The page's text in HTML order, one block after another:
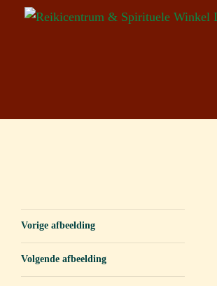
Vorige afbeelding
Volgende afbeelding